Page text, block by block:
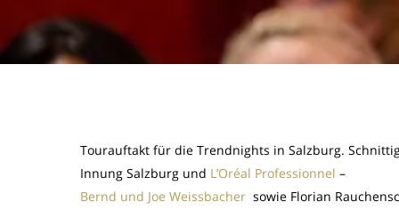
Tourauftakt für die Trendnights in Salzburg.
Innung Salzburg und L’Oréal Professionnel –
Bernd und Joe Weissbacher sowie Florian